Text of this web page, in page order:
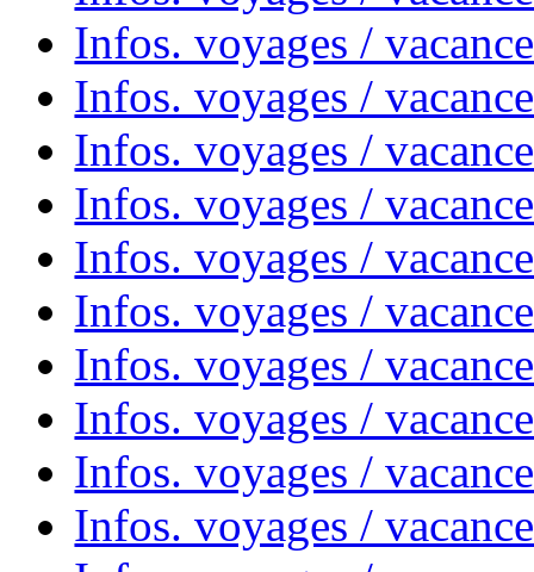
Infos. voyages /
Infos. voyages /
Infos. voyages /
Infos. voyages /
Infos. voyages /
Infos. voyages /
Infos. voyages /
Infos. voyages /
Infos. voyages /
Infos. voyages /